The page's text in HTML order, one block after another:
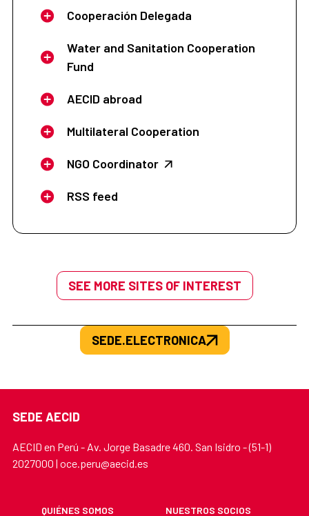
Cooperación Delegada
Water and Sanitation Cooperation
Fund
AECID abroad
Multilateral Cooperation
NGO Coordinator
RSS feed
SEE MORE SITES OF INTEREST
SEDE.ELECTRONICA
SEDE AECID
AECID en Perú - Av. Jorge Basadre 460. San Isidro - (51-1)
2027000 | oce.peru@aecid.es
QUIÉNES SOMOS NUESTROS SOCIOS